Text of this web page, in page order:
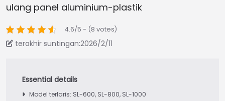
ulang panel aluminium-plastik
4.6/5 - (8 votes)
terakhir suntingan:2026/2/11
Model terlaris: SL-600, SL-800, SL-1000